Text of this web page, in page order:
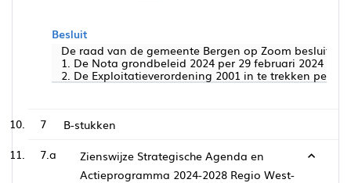
Besluit
De raad van de gemeente Bergen op Zoom besluit:
1. De Nota grondbeleid 2024 per 29 februari 2024
2. De Exploitatieverordening 2001 in te trekken per 29
7
B-stukken
7.a
Zienswijze Strategische Agenda en
Actieprogramma 2024-2028 Regio West-